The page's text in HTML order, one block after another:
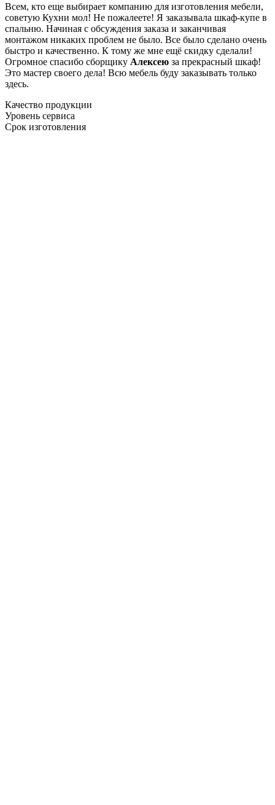
Всем, кто еще выбирает компанию для изготовления мебели,
советую Кухни мол! Не пожалеете! Я заказывала шкаф-купе в
спальню. Начиная с обсуждения заказа и заканчивая
монтажом никаких проблем не было. Все было сделано очень
быстро и качественно. К тому же мне ещё скидку сделали!
Огромное спасибо сборщику Алексею за прекрасный шкаф!
Это мастер своего дела! Всю мебель буду заказывать только
здесь.
Качество продукции
Уровень сервиса
Срок изготовления